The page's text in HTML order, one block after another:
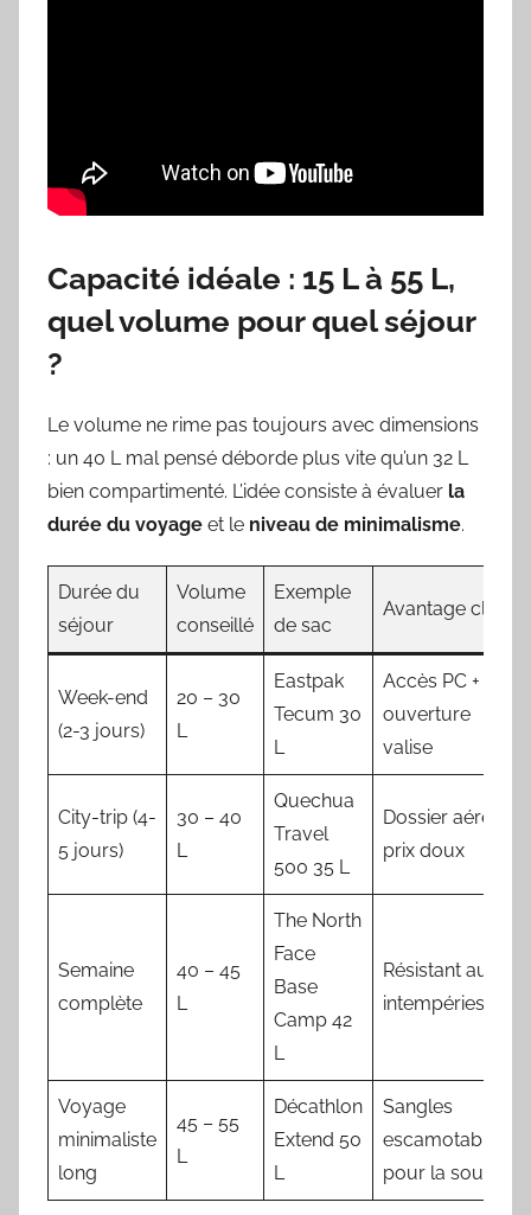
Capacité idéale : 15 L à 55 L,
quel volume pour quel séjour
?
Le volume ne rime pas toujours avec dimensions
: un 40 L mal pensé déborde plus vite qu’un 32 L
bien compartimenté. L’idée consiste à évaluer la
durée du voyage et le niveau de minimalisme.
Durée du
séjour
Volume
conseillé
Exemple
de sac
Avantage clé
Week-end
(2-3 jours)
20 – 30
L
Eastpak
Tecum 30
L
Accès PC +
ouverture
valise
City-trip (4-
5 jours)
30 – 40
L
Quechua
Travel
500 35 L
Dossier aéré,
prix doux
Semaine
complète
40 – 45
L
The North
Face
Base
Camp 42
L
Résistant aux
intempéries
Voyage
minimaliste
long
45 – 55
L
Décathlon
Extend 50
L
Sangles
escamotables
pour la soute